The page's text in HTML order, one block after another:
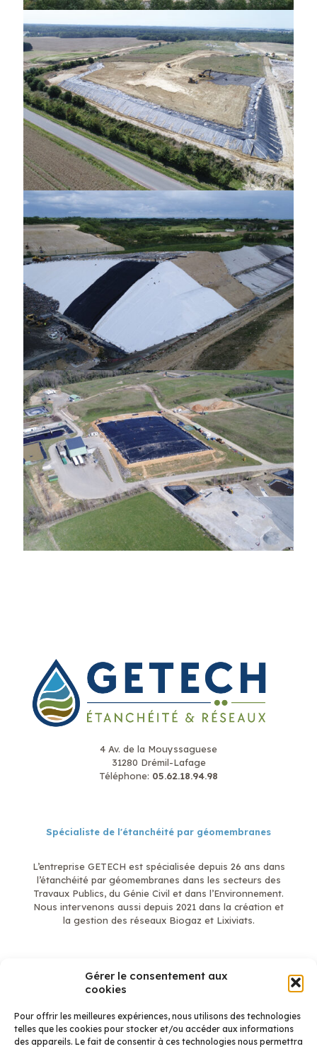
Gérer le consentement aux
cookies
Pour offrir les meilleures expériences, nous utilisons des technologies
telles que les cookies pour stocker et/ou accéder aux informations
des appareils. Le fait de consentir à ces technologies nous permettra
4 Av. de la Mouyssaguese
31280 Drémil-Lafage
Téléphone: 05.62.18.94.98
Spécialiste de l'étanchéité par géomembranes
L’entreprise GETECH est spécialisée depuis 26 ans dans
l’étanchéité par géomembranes dans les secteurs des
Travaux Publics, du Génie Civil et dans l’Environnement.
Nous intervenons aussi depuis 2021 dans la création et
la gestion des réseaux Biogaz et Lixiviats.
En savoir plus
Mentions légales
Étanchéité
Biogaz et Lixiviats
Réalisations Étanchéité